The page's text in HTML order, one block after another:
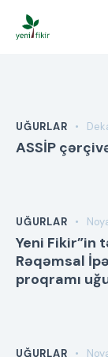
UĞURLAR
ASSİP
UĞURLAR
Yeni Fikir”in
Rəqəmsal
proqramı
UĞURLAR